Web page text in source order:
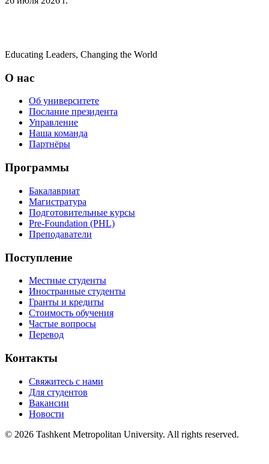
Educating Leaders, Changing the World
О нас
Об университете
Послание президента
Управление
Наша команда
Партнёры
Программы
Бакалавриат
Магистратура
Подготовительные курсы
Pre-Foundation (PHL)
Преподаватели
Поступление
Местные студенты
Иностранные студенты
Гранты и кредиты
Стоимость обучения
Частые вопросы
Перевод
Контакты
Свяжитесь с нами
Для студентов
Вакансии
Новости
© 2026 Tashkent Metropolitan University. All rights reserved.